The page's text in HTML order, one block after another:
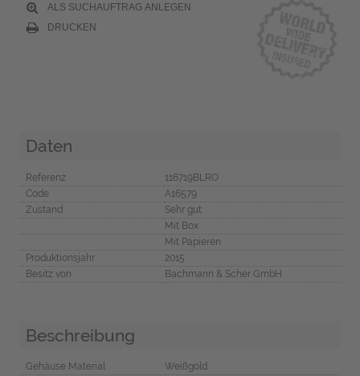
ALS SUCHAUFTRAG ANLEGEN
DRUCKEN
Daten
Referenz
116719BLRO
Code
A16579
Zustand
Sehr gut
Mit Box
Mit Papieren
Produktionsjahr
2015
Besitz von
Bachmann & Scher GmbH
Beschreibung
Gehäuse Material
Weißgold